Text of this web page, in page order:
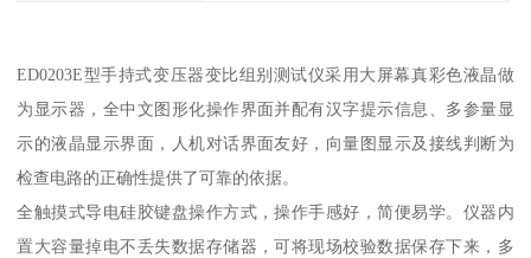
ED0203E型手持式变压器变比组别测试仪采用大屏幕真彩色液晶做
为显示器，全中文图形化操作界面并配有汉字提示信息、多参量显
示的液晶显示界面，人机对话界面友好，向量图显示及接线判断为
检查电路的正确性提供了可靠的依据。
全触摸式导电硅胶键盘操作方式，操作手感好，简便易学。仪器内
置大容量掉电不丢失数据存储器，可将现场校验数据保存下来，多